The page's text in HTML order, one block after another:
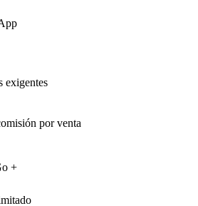
exigentes
por venta
+